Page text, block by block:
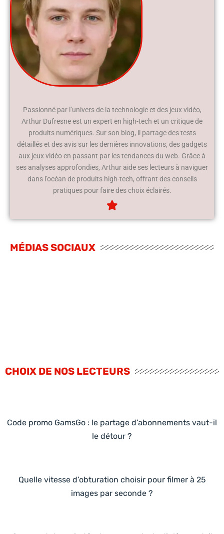
Passionné par l’univers de la technologie et des jeux vidéo,
Arthur Dufresne est un expert en high-tech et un critique de
produits numériques. Sur son blog, il partage des tests
détaillés et des avis sur les dernières innovations, des gadgets
aux jeux vidéo en passant par les tendances du web. Grâce à
ses analyses approfondies, Arthur aide ses lecteurs à naviguer
dans l’océan de produits high-tech, offrant des conseils
pratiques pour faire des choix éclairés.
MÉDIAS SOCIAUX
CHOIX DE NOS LECTEURS
Code promo GamsGo : le partage d’abonnements vaut-il
le détour ?
Quelle vitesse d’obturation choisir pour filmer à 25
images par seconde ?